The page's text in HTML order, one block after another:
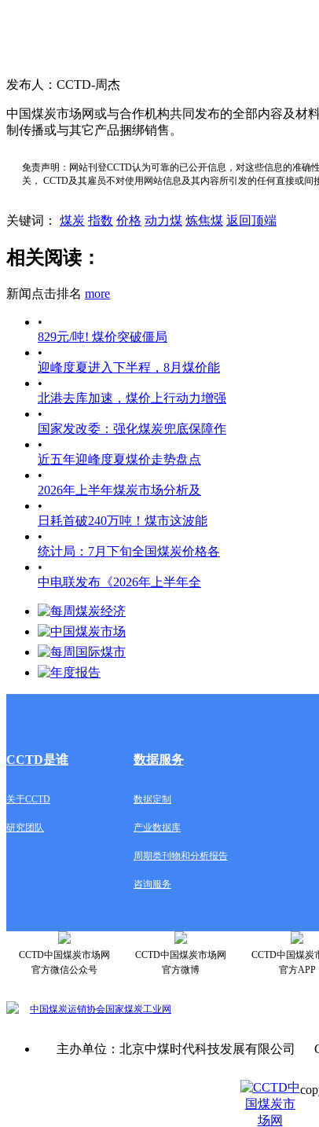
发布人：CCTD-周杰
中国煤炭市场网或与合作机构共同发布的全部内容及材
制传播或与其它产品捆绑销售。
免责声明：网站刊登CCTD认为可靠的已公开信息，对这些信息的准
关， CCTD及其雇员不对使用网站信息及其内容所引发的任何直接或间
关键词： 煤炭 指数 价格 动力煤 炼焦煤 返回顶端
相关阅读：
新闻点击排名 more
•
829元/吨! 煤价突破僵局
•
迎峰度夏进入下半程，8月煤价能
•
北港去库加速，煤价上行动力增强
•
国家发改委：强化煤炭兜底保障作
•
近五年迎峰度夏煤价走势盘点
•
2026年上半年煤炭市场分析及
•
日耗首破240万吨！煤市这波能
•
统计局：7月下旬全国煤炭价格各
•
中电联发布《2026年上半年全
CCTD是谁 数据服务
关于CCTD 数据定制
研究团队 产业数据库
周期类刊物和分析报告
咨询服务
CCTD中国煤炭市场网
官方微信公众号
CCTD中国煤炭市场网
官方微博
CCTD中国煤炭
官方APP
中国煤炭运销协会国家煤炭工业网
主办单位：北京中煤时代科技发展有限公司